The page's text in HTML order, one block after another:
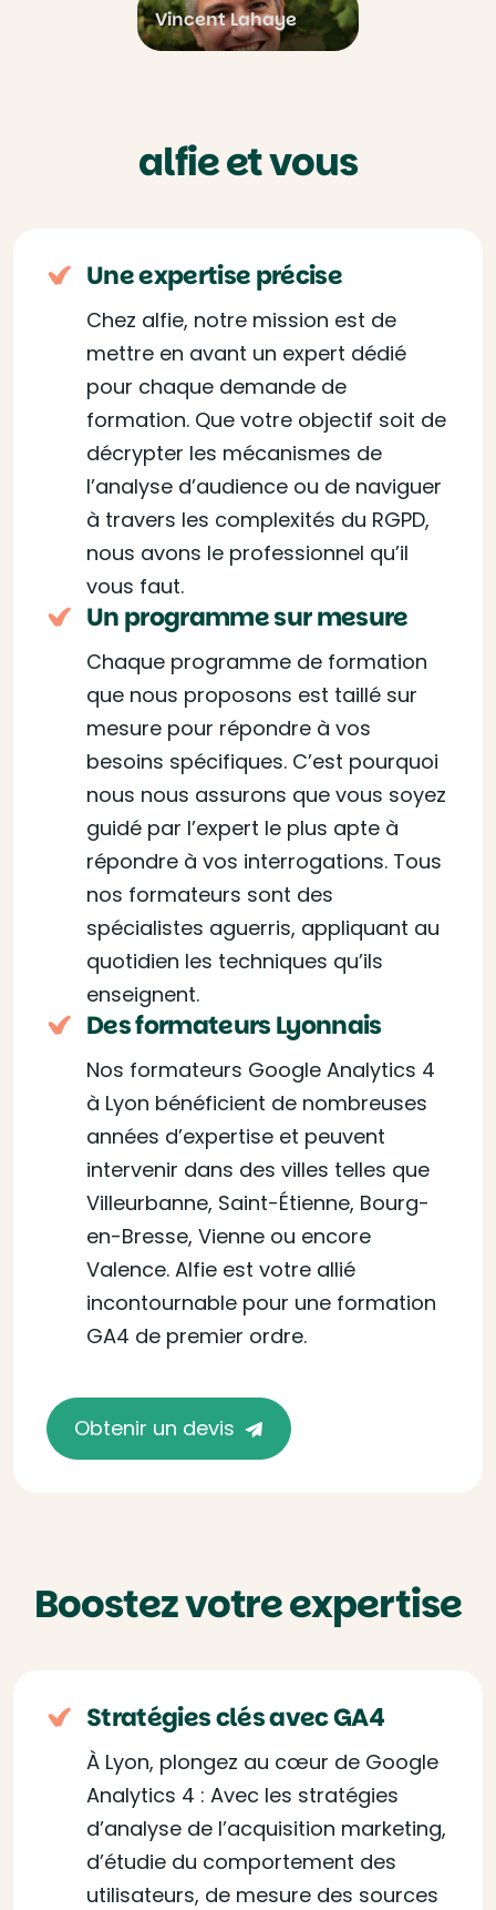
Vincent Lahaye
alfie et vous
Une expertise précise
Chez alfie, notre mission est de
mettre en avant un expert dédié
pour chaque demande de
formation. Que votre objectif soit de
décrypter les mécanismes de
l’analyse d’audience ou de naviguer
à travers les complexités du RGPD,
nous avons le professionnel qu’il
vous faut.
Un programme sur mesure
Chaque programme de formation
que nous proposons est taillé sur
mesure pour répondre à vos
besoins spécifiques. C’est pourquoi
nous nous assurons que vous soyez
guidé par l’expert le plus apte à
répondre à vos interrogations. Tous
nos formateurs sont des
spécialistes aguerris, appliquant au
quotidien les techniques qu’ils
enseignent.
Des formateurs Lyonnais
Nos formateurs Google Analytics 4
à Lyon bénéficient de nombreuses
années d’expertise et peuvent
intervenir dans des villes telles que
Villeurbanne, Saint-Étienne, Bourg-
en-Bresse, Vienne ou encore
Valence. Alfie est votre allié
incontournable pour une formation
GA4 de premier ordre.
Obtenir un devis
Boostez votre expertise
Stratégies clés avec GA4
À Lyon, plongez au cœur de Google
Analytics 4 : Avec les stratégies
d’analyse de l’acquisition marketing,
d’étudie du comportement des
utilisateurs, de mesure des sources